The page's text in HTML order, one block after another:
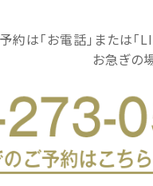
約は｢お電話｣または｢
お急ぎの